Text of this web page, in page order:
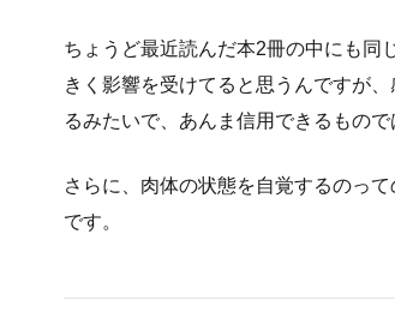
ちょうど最近読んだ本2冊の中にも同
きく影響を受けてると思うんですが
るみたいで、あんま信用できるもので
さらに、肉体の状態を自覚するのっ
です。